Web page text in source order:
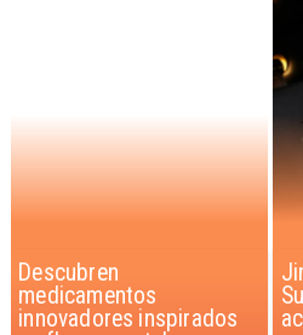
Jim Carrey se une a Los
Supersónicos en live-
action